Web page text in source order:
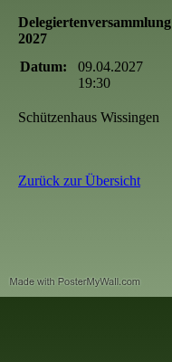
Delegiertenversammlung
2027
Datum:
09.04.2027
19:30
Schützenhaus Wissingen
Zurück zur Übersicht